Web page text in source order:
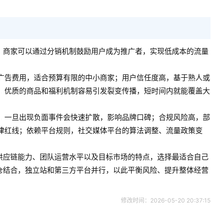
家可以通过分销机制鼓励用户成为推广者，实现低成本的流量
费用，适合预算有限的中小商家；用户信任度高，基于熟人或
质的商品和福利机制容易引发裂变传播，短时间内就能覆盖大
旦出现负面事件会快速扩散，影响品牌口碑；合规风险高，部
线；依赖平台规则，社交媒体平台的算法调整、流量政策变
链能力、团队运营水平以及目标市场的特点，选择最适合自己
合，独立站和第三方平台并行，以此平衡风险、提升整体经营
修改时间：2026-05-20 20:37:15